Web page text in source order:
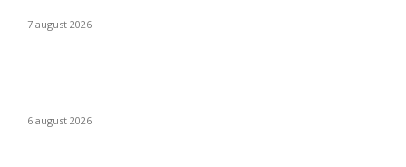
7 august 2026
6 august 2026